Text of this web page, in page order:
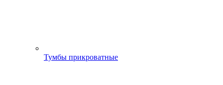
Тумбы прикроватные